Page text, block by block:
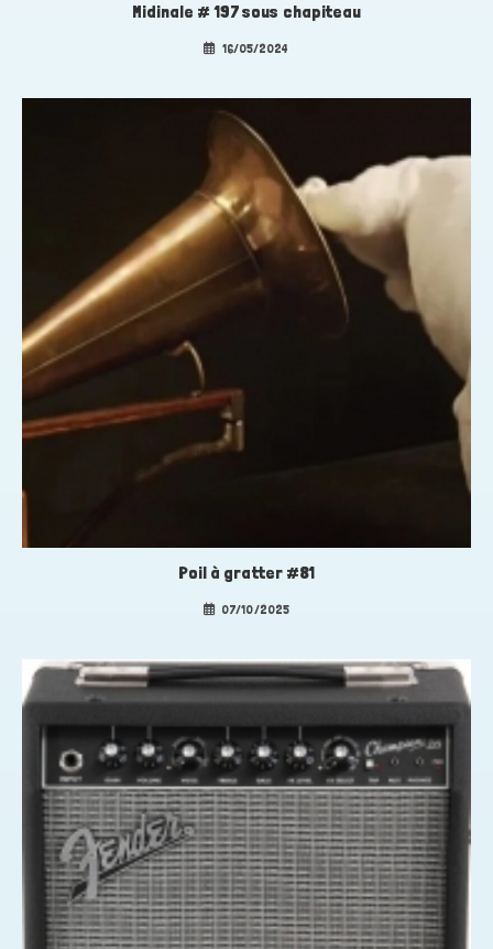
Midinale # 197 sous chapiteau
16/05/2024
Poil à gratter #81
07/10/2025